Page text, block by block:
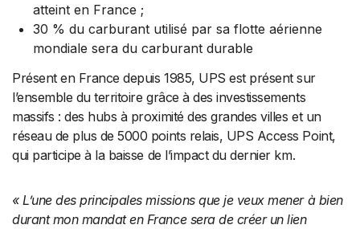
atteint en France ;
30 % du carburant utilisé par sa flotte aérienne
mondiale sera du carburant durable
Présent en France depuis 1985, UPS est présent sur
l’ensemble du territoire grâce à des investissements
massifs : des hubs à proximité des grandes villes et un
réseau de plus de 5000 points relais, UPS Access Point,
qui participe à la baisse de l’impact du dernier km.
« L’une des principales missions que je veux mener à bien
durant mon mandat en France sera de créer un lien